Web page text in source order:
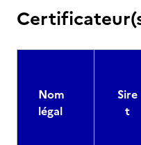
Nom
légal
Sire
t